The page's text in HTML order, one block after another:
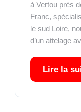
à Vertou près
Franc,
le sud Loire,
d’un attelage
Lire la